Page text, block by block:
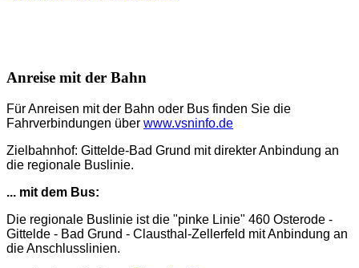
Anreise mit der Bahn
Für Anreisen mit der Bahn oder Bus finden Sie die
Fahrverbindungen über www.vsninfo.de
Zielbahnhof: Gittelde-Bad Grund mit direkter Anbindung an
die regionale Buslinie.
... mit dem Bus:
Die regionale Buslinie ist die "pinke Linie" 460 Osterode -
Gittelde - Bad Grund - Clausthal-Zellerfeld mit Anbindung an
die Anschlusslinien.